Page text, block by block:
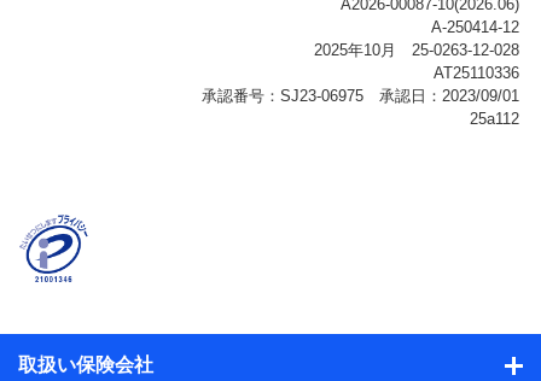
関する情報、アプリケーション利用時の行動に関する情
報、購入されたサービスや商品の名称・購入場所・決済
に関する情報、アンケートの回答に関する情報などが含
名、住所、生年月日、性別、保険契約者と被保険者の関
係、保険加入の目的、保険商品の内容、保険料、保険料
のお支払方法、車のメーカーや走行距離などの情報、建
ル内容や送信履歴の情報及び保険の更改案内等を提供し
取扱い保険会社